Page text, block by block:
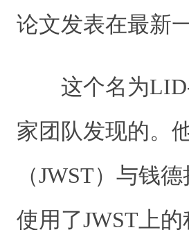
论文发表在最新
这个名为
家团队发现的。
（JWST）与钱
使用了JWST上